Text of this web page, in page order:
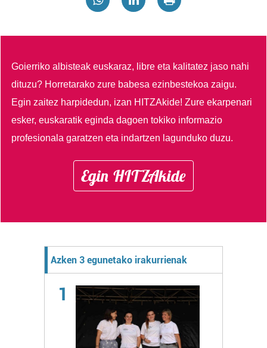
Goierriko albisteak euskaraz, libre eta kalitatez jaso nahi
dituzu? Horretarako zure babesa ezinbestekoa zaigu.
Egin zaitez harpidedun, izan HITZAkide!Zure ekarpenari
esker, euskaratik eginda dagoen tokiko informazio
profesionala garatzen eta indartzen lagunduko duzu.
Egin HITZAkide
Azken 3 egunetako irakurrienak
1